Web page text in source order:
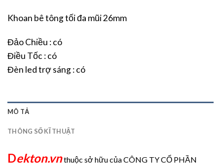
Khoan bê tông tối đa mũi 26mm
Đảo Chiều : có
Điều Tốc : có
Đèn led trợ sáng : có
MÔ TẢ
THÔNG SỐ KĨ THUẬT
Dekton.vnthuộc sở hữu của CÔNG TY CỔ PHẦN